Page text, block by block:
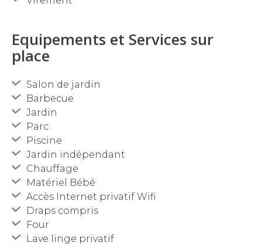
Equipements et Services sur
place
Salon de jardin
Barbecue
Jardin
Parc
Piscine
Jardin indépendant
Chauffage
Matériel Bébé
Accès Internet privatif Wifi
Draps compris
Four
Lave linge privatif